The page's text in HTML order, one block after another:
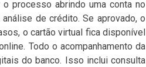
processo abrindo uma conta no
de crédito. Se aprovado, o
o cartão virtual fica disponível
Todo o acompanhamento da
do banco. Isso inclui consulta